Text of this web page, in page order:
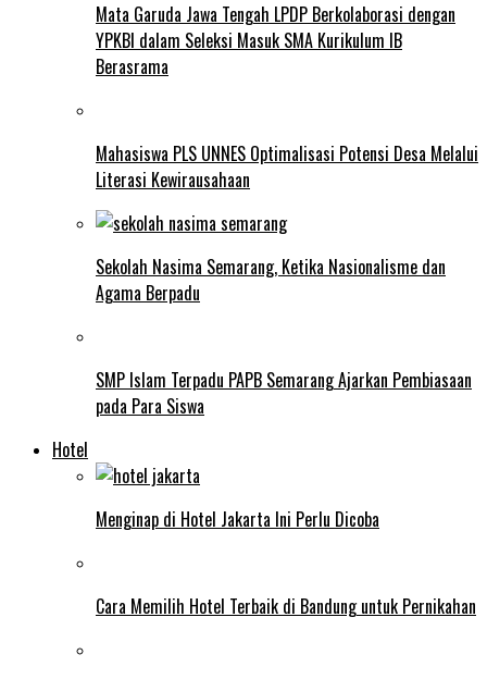
Mata Garuda Jawa Tengah LPDP Berkolaborasi dengan
YPKBI dalam Seleksi Masuk SMA Kurikulum IB
Berasrama
Mahasiswa PLS UNNES Optimalisasi Potensi Desa Melalui
Literasi Kewirausahaan
Sekolah Nasima Semarang, Ketika Nasionalisme dan
Agama Berpadu
SMP Islam Terpadu PAPB Semarang Ajarkan Pembiasaan
pada Para Siswa
Hotel
Menginap di Hotel Jakarta Ini Perlu Dicoba
Cara Memilih Hotel Terbaik di Bandung untuk Pernikahan